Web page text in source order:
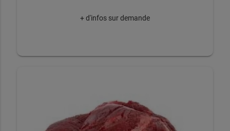
+ d'infos sur demande